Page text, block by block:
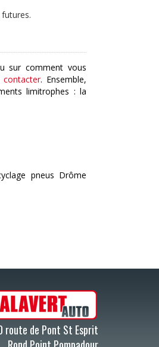
sur comment vous
contacter. Ensemble,
limitrophes : la
pneus Drôme
route de Pont St Esprit